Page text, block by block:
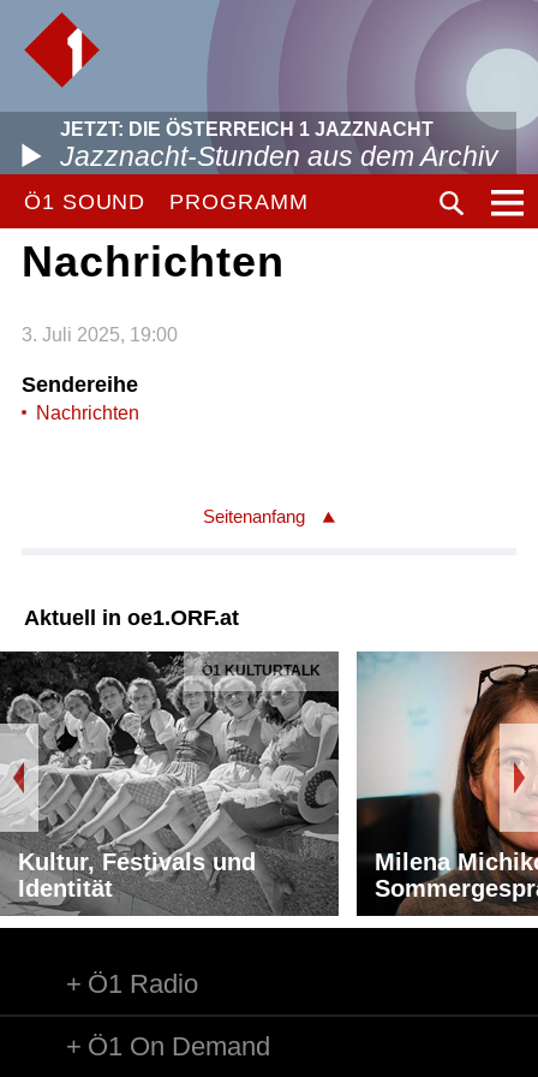
JETZT: DIE ÖSTERREICH 1 JAZZNACHT
Jazznacht-Stunden aus dem Archiv
Ö1 SOUND PROGRAMM
Nachrichten
3. Juli 2025, 19:00
Sendereihe
Nachrichten
Seitenanfang
Aktuell in oe1.ORF.at
Ö1 KULTURTALK
Kultur, Festivals und
Identität
Milena
Ö1 Radio
Ö1 On Demand